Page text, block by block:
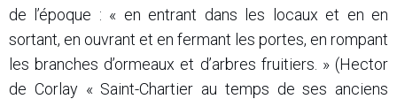
de l’époque : « en entrant dans les locaux et en en
sortant, en ouvrant et en fermant les portes, en rompant
les branches d’ormeaux et d’arbres fruitiers. » (Hector
de Corlay « Saint-Chartier au temps de ses anciens